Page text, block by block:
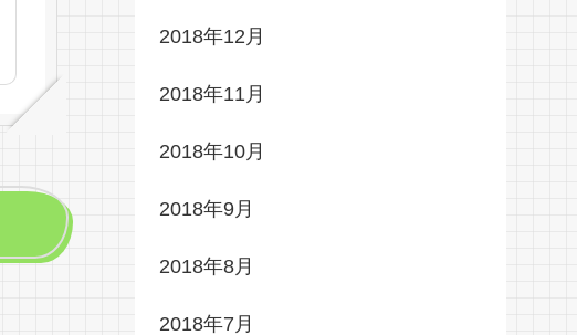
2018年12月
2018年11月
2018年10月
2018年9月
2018年8月
2018年7月